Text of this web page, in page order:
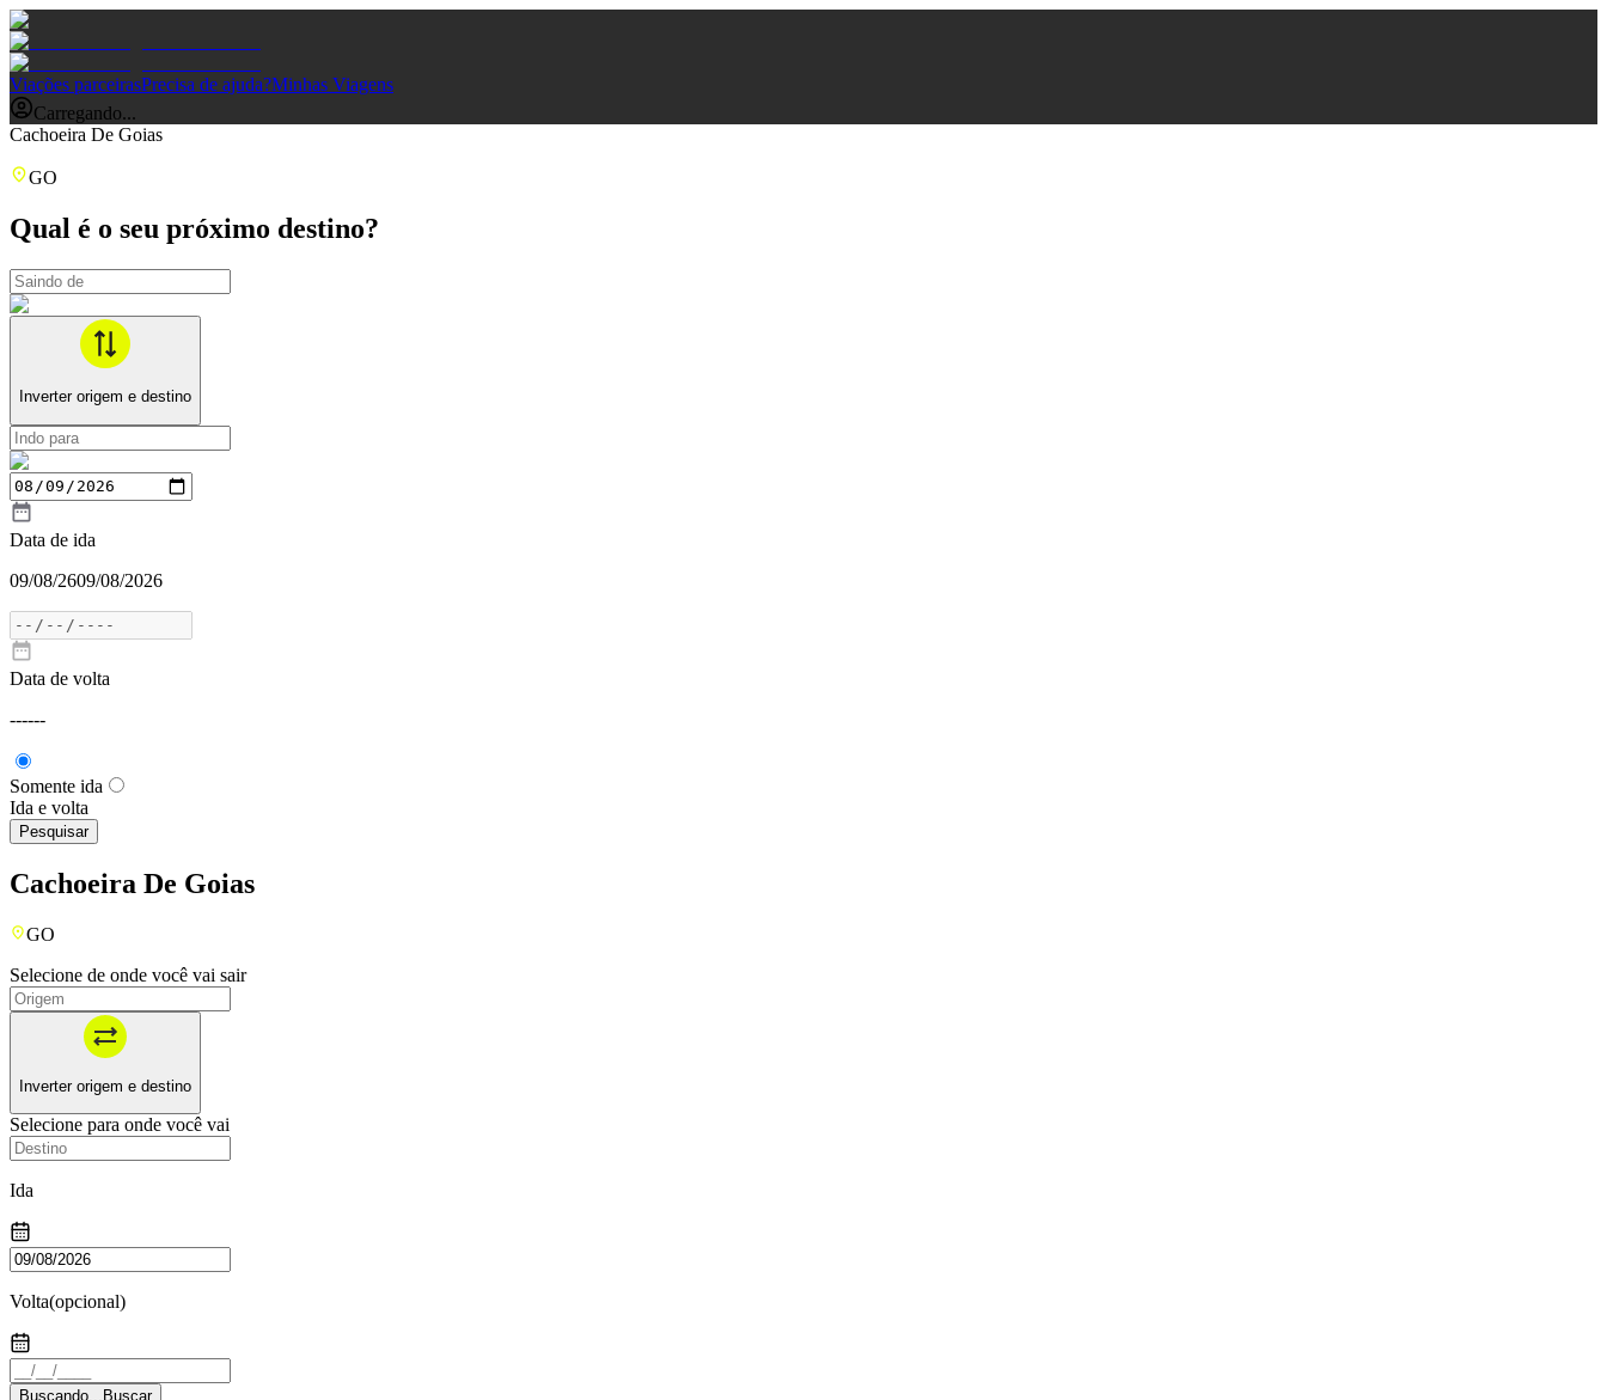
Viações parceirasPrecisa de ajuda?Minhas Viagens
Carregando...
Cachoeira De Goias
GO
Qual é o seu próximo destino?
Inverter origem e destino
Data de ida
09/08/2609/08/2026
Data de volta
------
Somente ida
Ida e volta
Pesquisar
Cachoeira De Goias
GO
Selecione de onde você vai sair
Inverter origem e destino
Selecione para onde você vai
Ida
Volta(opcional)
Buscando... Buscar